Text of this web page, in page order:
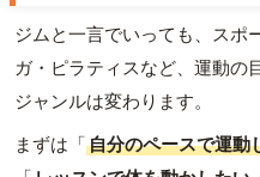
ジムと一言でいっても、スポ
ガ・ピラティスなど、運動の
ジャンルは変わります。
まずは「自分のペースで運動